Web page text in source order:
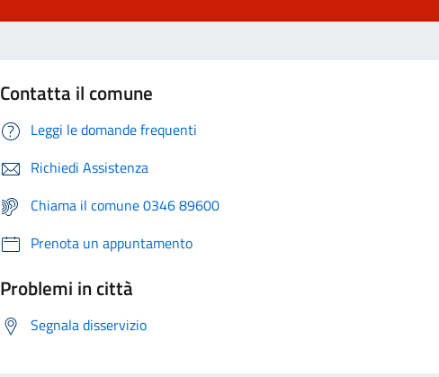
Contatta il comune
Leggi le domande frequenti
Richiedi Assistenza
Chiama il comune 0346 89600
Prenota un appuntamento
Problemi in città
Segnala disservizio